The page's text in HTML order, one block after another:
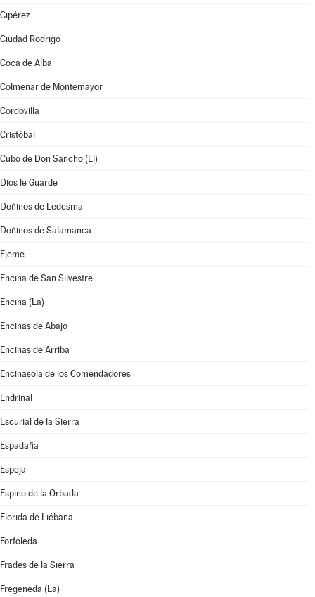
Cipérez
Ciudad Rodrigo
Coca de Alba
Colmenar de Montemayor
Cordovilla
Cristóbal
Cubo de Don Sancho (El)
Dios le Guarde
Doñinos de Ledesma
Doñinos de Salamanca
Ejeme
Encina de San Silvestre
Encina (La)
Encinas de Abajo
Encinas de Arriba
Encinasola de los Comendadores
Endrinal
Escurial de la Sierra
Espadaña
Espeja
Espino de la Orbada
Florida de Liébana
Forfoleda
Frades de la Sierra
Fregeneda (La)